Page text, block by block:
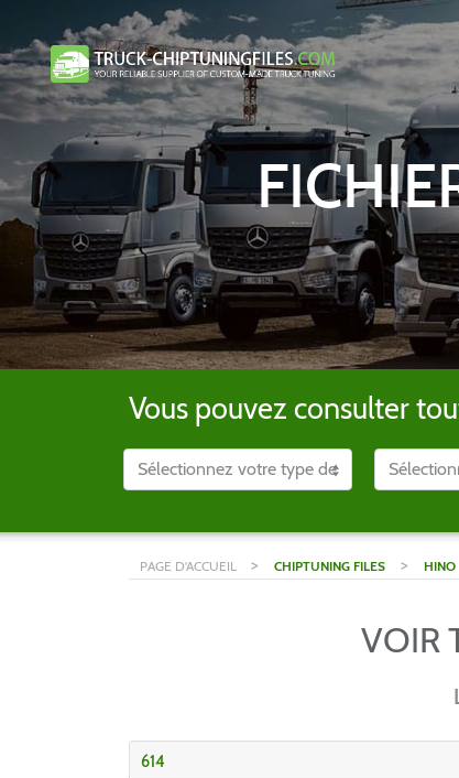
Vous pouvez consulter
PAGE D'ACCUEIL > CHIPTUNING FILES > HINO
VOIR
614